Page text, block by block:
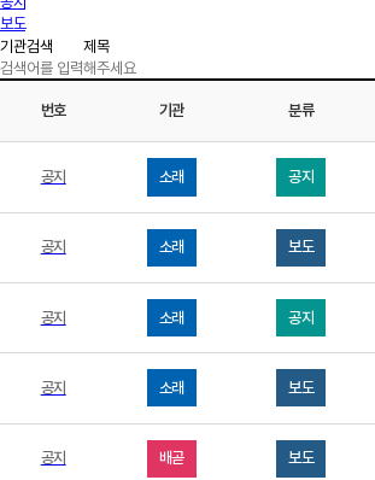
보도
번호 기관 분류
공지 소래 공지
공지 소래 보도
공지 소래 공지
공지 소래 보도
공지 배곧 보도